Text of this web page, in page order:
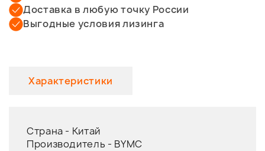
Доставка в любую точку России
Выгодные условия лизинга
Характеристики
Страна - Китай
Производитель - BYMC